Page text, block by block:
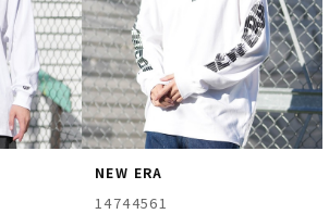
NEW ERA
14744561